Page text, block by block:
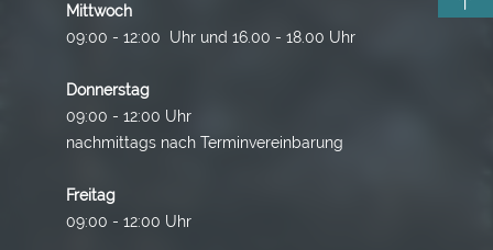
Mittwoch
09:00 - 12:00 Uhr und 16.00 - 18.00 Uhr
Donnerstag
09:00 - 12:00 Uhr
nachmittags nach Terminvereinbarung
Freitag
09:00 - 12:00 Uhr